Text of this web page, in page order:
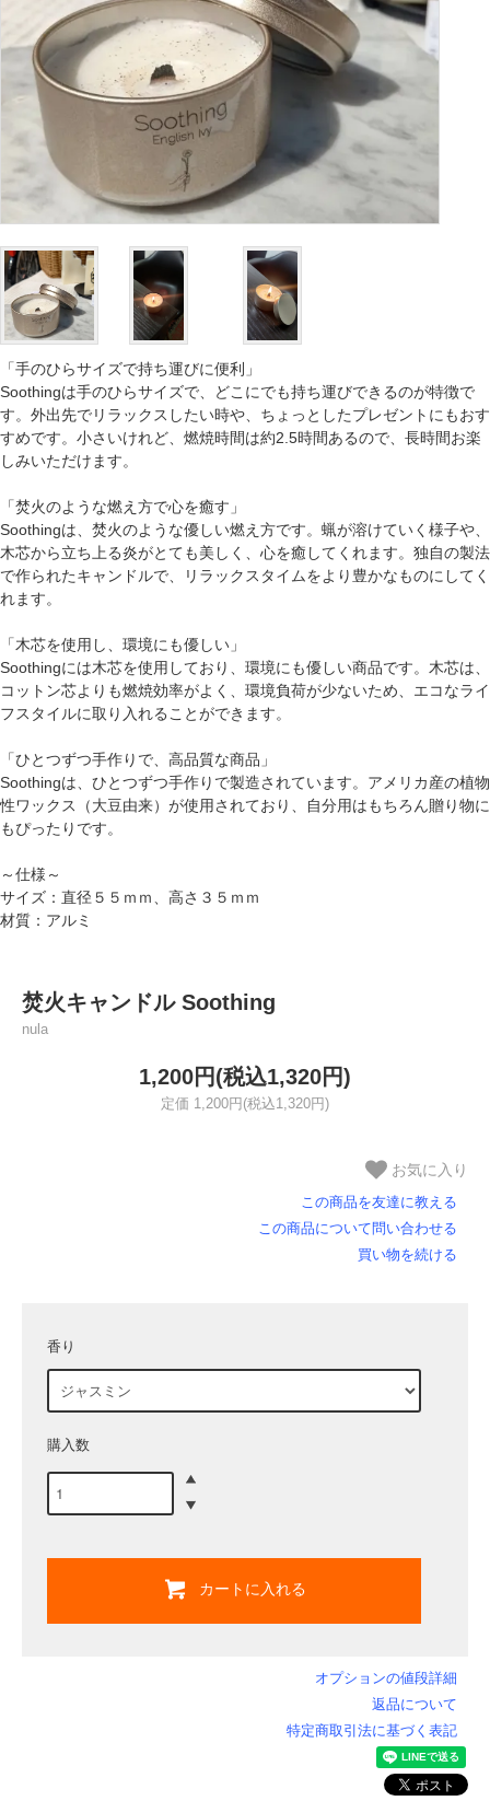
「手のひらサイズで持ち運びに便利」
Soothingは手のひらサイズで、どこにでも持ち運びできるのが特徴で
す。外出先でリラックスしたい時や、ちょっとしたプレゼントにもおす
すめです。小さいけれど、燃焼時間は約2.5時間あるので、長時間お楽
しみいただけます。
「焚火のような燃え方で心を癒す」
Soothingは、焚火のような優しい燃え方です。蝋が溶けていく様子や、
木芯から立ち上る炎がとても美しく、心を癒してくれます。独自の製法
で作られたキャンドルで、リラックスタイムをより豊かなものにしてく
れます。
「木芯を使用し、環境にも優しい」
Soothingには木芯を使用しており、環境にも優しい商品です。木芯は、
コットン芯よりも燃焼効率がよく、環境負荷が少ないため、エコなライ
フスタイルに取り入れることができます。
「ひとつずつ手作りで、高品質な商品」
Soothingは、ひとつずつ手作りで製造されています。アメリカ産の植物
性ワックス（大豆由来）が使用されており、自分用はもちろん贈り物に
もぴったりです。
～仕様～
サイズ：直径５５ｍｍ、高さ３５ｍｍ
材質：アルミ
焚火キャンドル Soothing
nula
1,200円(税込1,320円)
定価 1,200円(税込1,320円)
お気に入り
この商品を友達に教える
この商品について問い合わせる
買い物を続ける
香り
購入数
カートに入れる
オプションの値段詳細
返品について
特定商取引法に基づく表記